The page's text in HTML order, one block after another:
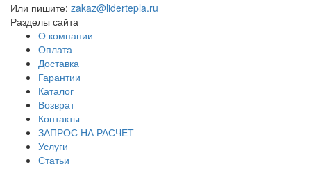
Или пишите: zakaz@lidertepla.ru
Разделы сайта
О компании
Оплата
Доставка
Гарантии
Каталог
Возврат
Контакты
ЗАПРОС НА РАСЧЕТ
Услуги
Статьи